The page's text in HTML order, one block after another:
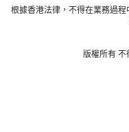
根據香港法律，不得在業務過
版權所有